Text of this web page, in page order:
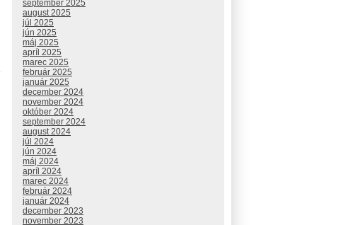
september 2025
august 2025
júl 2025
jún 2025
máj 2025
apríl 2025
marec 2025
február 2025
január 2025
december 2024
november 2024
október 2024
september 2024
august 2024
júl 2024
jún 2024
máj 2024
apríl 2024
marec 2024
február 2024
január 2024
december 2023
november 2023